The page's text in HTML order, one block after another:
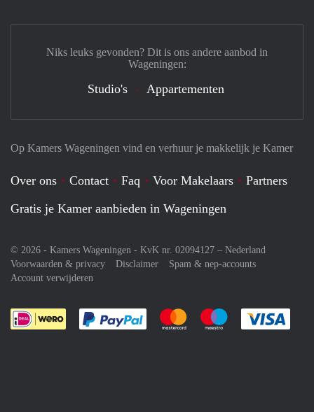
Op Kamers Wageningen vind en verhuur je makkelijk je Kamer
Over ons Contact Faq Voor Makelaars
Partners
Gratis je Kamer aanbieden in Wageningen
© 2026 - Kamers Wageningen - KvK nr. 02094127 – Nederland
Voorwaarden & privacy
Disclaimer
Spam & nep-accounts
Account verwijderen
Je rekent gemakkelijk af met Paypal
Je rekent gemakkelijk af met
Je rekent
Niks leuks gevonden? Dit is ons andere aanbod in
Wageningen:
Studio's Appartementen